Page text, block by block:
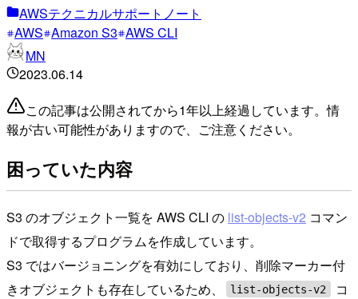
AWSテクニカルサポートノート
AWS Amazon S3 AWS CLI
MN
2023.06.14
この記事は公開されてから1年以上経過しています。情
報が古い可能性がありますので、ご注意ください。
困っていた内容
S3 のオブジェクト一覧を AWS CLI の list-objects-v2 コマン
ドで取得するプログラムを作成しています。
S3 ではバージョニングを有効にしており、削除マーカー付
きオブジェクトも存在しているため、
list-objects-v2
コ